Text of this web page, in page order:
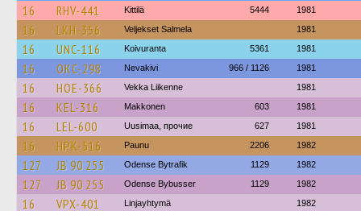
16 RHV-441 Kittilä 5444 1981
16 LKH-356 Veljekset Salmela 1981
16 UNC-116 Koivuranta 5361 1981
16 OKC-298 Nevakivi 966 / 1126 1981
16 HOE-366 Vekka Liikenne 1981
16 KEL-316 Makkonen 603 1981
16 LEL-600 Uusimaa, прочие 627 1981
16 HPK-516 Paunu 2206 1982
127 JB 90 255 Odense Bytrafik 1129 1982
127 JB 90 255 Odense Bybusser 1129 1982
16 VPX-401 Linjayhtymä 1982